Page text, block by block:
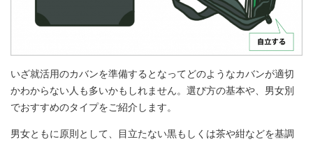
いざ就活用のカバンを準備するとなってどのようなカバンが適切
かわからない人も多いかもしれません。選び方の基本や、男女別
でおすすめのタイプをご紹介します。
男女ともに原則として、目立たない黒もしくは茶や紺などを基調